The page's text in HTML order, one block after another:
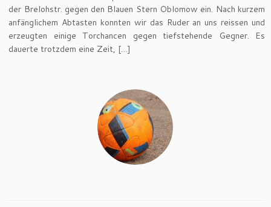
der Brelohstr. gegen den Blauen Stern Oblomow ein. Nach kurzem
anfänglichem Abtasten konnten wir das Ruder an uns reissen und
erzeugten einige Torchancen gegen tiefstehende Gegner. Es
dauerte trotzdem eine Zeit, […]